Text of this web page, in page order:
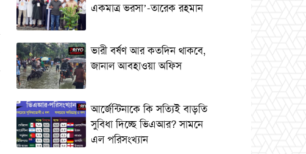
একমাত্র ভরসা’-তারেক রহমান
ভারী বর্ষণ আর কতদিন থাকবে,
জানাল আবহাওয়া অফিস
আর্জেন্টিনাকে কি সত্যিই বাড়তি
সুবিধা দিচ্ছে ভিএআর? সামনে
এল পরিসংখ্যান